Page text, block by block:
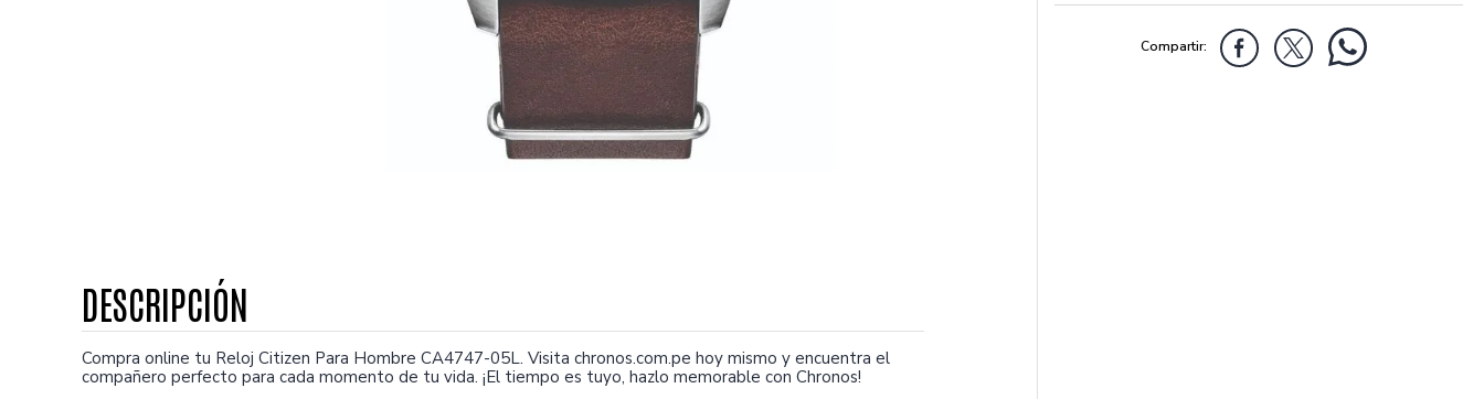
Compra online tu Reloj Citizen Para Hombre CA4747-05L. Visita chronos.com.pe hoy mismo y encuentra el
compañero perfecto para cada momento de tu vida. ¡El tiempo es tuyo, hazlo memorable con Chronos!